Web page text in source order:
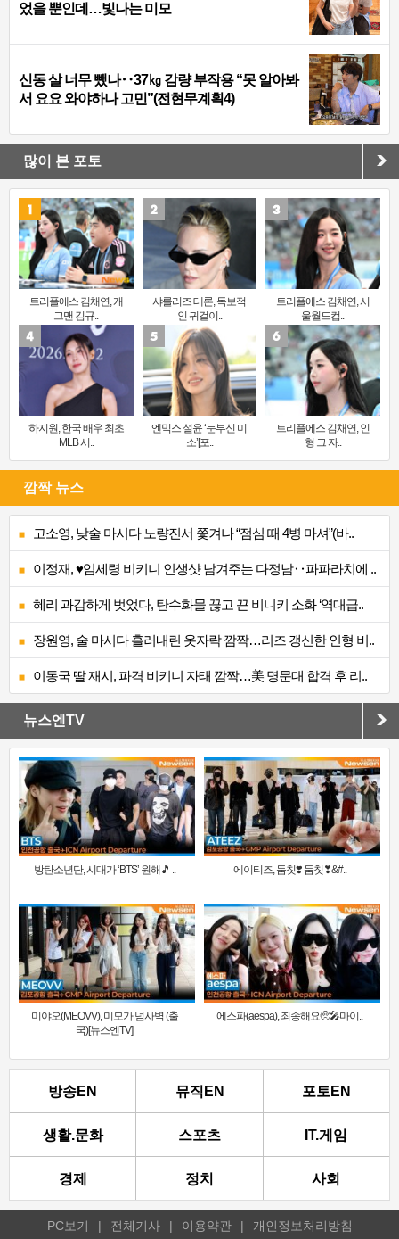
었을 뿐인데…빛나는 미모
신동 살 너무 뺐나‥37㎏ 감량 부작용 “못 알아봐
서 요요 와야하나 고민”(전현무계획4)
많이 본 포토
트리플에스 김채연, 개
그맨 김규..
샤를리즈 테론, 독보적
인 귀걸이..
트리플에스 김채연, 서
울월드컵..
하지원, 한국 배우 최초
MLB 시..
엔믹스 설윤 ‘눈부신 미
소’[포..
트리플에스 김채연, 인
형 그 자..
깜짝 뉴스
고소영, 낮술 마시다 노량진서 쫓겨나 “점심 때 4병 마셔”(바..
이정재, ♥임세령 비키니 인생샷 남겨주는 다정남‥파파라치에 ..
혜리 과감하게 벗었다, 탄수화물 끊고 끈 비니키 소화 ‘역대급..
장원영, 술 마시다 흘러내린 옷자락 깜짝…리즈 갱신한 인형 비..
이동국 딸 재시, 파격 비키니 자태 깜짝…美 명문대 합격 후 리..
뉴스엔TV
방탄소년단, 시대가 ‘BTS’ 원해🎵 .. 에이티즈, 둠칫❣️ 둠칫❣&#..
미야오(MEOVV), 미모가 넘사벽 (출
국)[뉴스엔TV]
에스파(aespa), 죄송해요🥺🎤마이..
방송EN 뮤직EN 포토EN
생활.문화 스포츠 IT.게임
경제 정치 사회
PC보기 | 전체기사 | 이용약관 | 개인정보처리방침